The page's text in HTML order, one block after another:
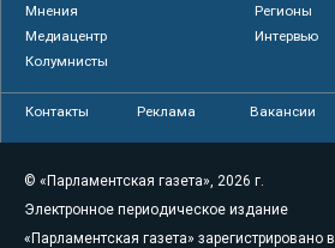
Мнения
Регионы
Медиацентр
Интервью
Колумнисты
Контакты Реклама Вакансии
© «Парламентская газета», 2026 г.
Электронное периодическое издание
«Парламентская газета» зарегистрировано в